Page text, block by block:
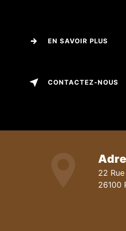
EN SAVOIR PLUS
CONTACTEZ-NOUS
22
26100